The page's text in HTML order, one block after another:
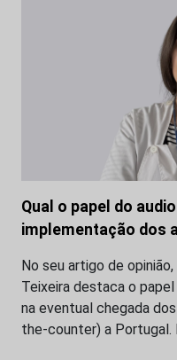
Qual o papel do
implementação dos
No seu artigo de
Teixeira destaca o
na eventual chegada
the-counter) a Portugal.